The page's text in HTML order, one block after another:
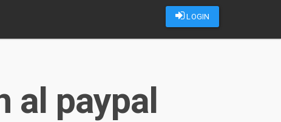
LOGIN
al paypal